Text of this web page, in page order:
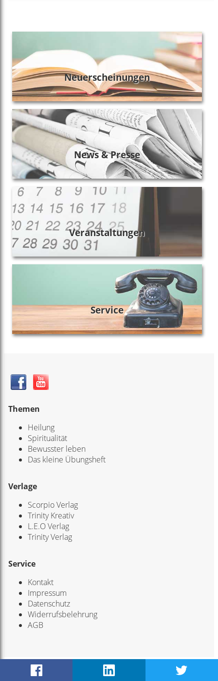
Neu­erscheinungen
News & Presse
Ver­anstaltungen
Service
Themen
Heilung
Spiritualität
Bewusster leben
Das kleine Übungsheft
Verlage
Scorpio Verlag
Trinity Kreativ
L.E.O Verlag
Trinity Verlag
Service
Kontakt
Impressum
Datenschutz
Widerrufsbelehrung
AGB